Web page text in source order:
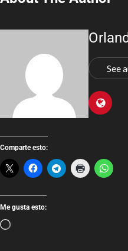
See
Comparte esto:
Me gusta esto: